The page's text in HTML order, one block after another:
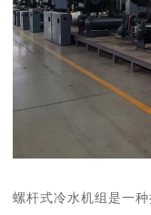
螺杆式冷水机组是一